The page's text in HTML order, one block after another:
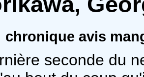
chronique avis
seconde du